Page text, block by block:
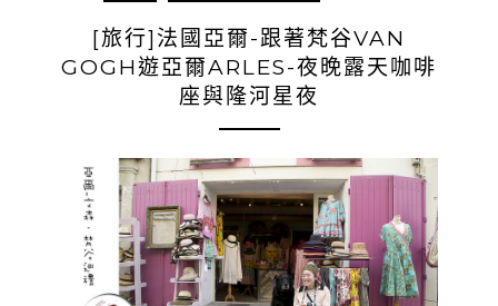
[旅行]法國亞爾-跟著梵谷VAN
GOGH遊亞爾ARLES-夜晚露天咖啡
座與隆河星夜